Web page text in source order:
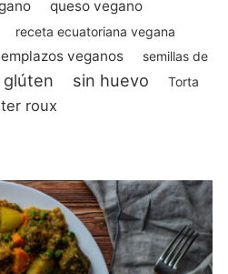
queso vegano
receta ecuatoriana vegana
veganos
semillas de
glúten sin huevo
Torta
roux